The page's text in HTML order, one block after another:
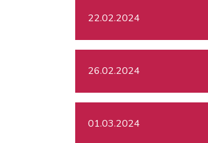
22.02.2024
26.02.2024
01.03.2024